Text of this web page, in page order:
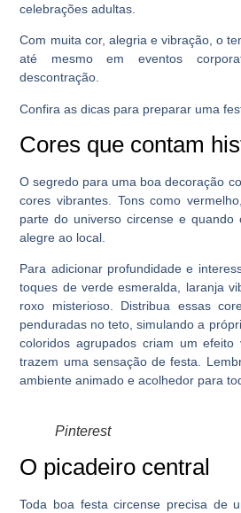
celebrações adultas.
Com muita cor, alegria e vibração, o
até mesmo em eventos
descontração.
Confira as dicas para preparar uma
Cores que contam
O segredo para uma boa decoração
cores vibrantes. Tons como
parte do universo circense e quando
alegre ao local.
Para adicionar profundidade e
toques de verde esmeralda, laranja
roxo misterioso. Distribua essas
penduradas no teto, simulando a
coloridos agrupados criam um efeito
trazem uma sensação de festa.
ambiente animado e acolhedor para
Pinterest
O picadeiro central
Toda boa festa circense precisa de